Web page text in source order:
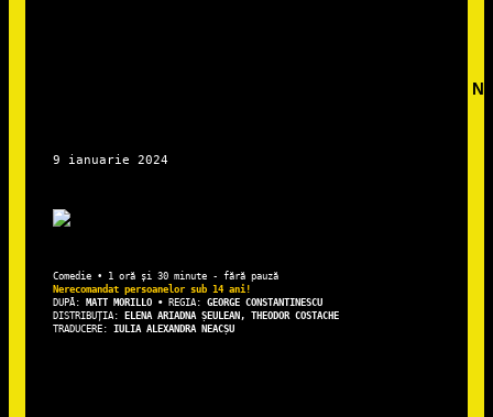
DUPĂ: MATT MORILLO • REGIA:
DISTRIBUȚIA:
ELENA ARIADNA ȘEULEAN, THEODOR COSTACHE
TRADUCERE: IULIA ALEXANDRA NEACȘU